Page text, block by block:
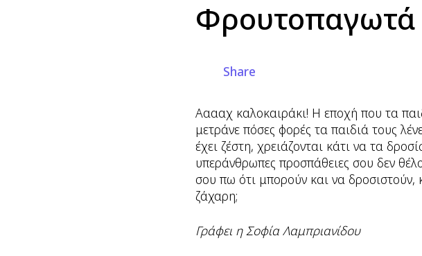
Φρουτοπαγωτά
Share
Ααααχ καλοκαιράκι! Η εποχή που τα
μετράνε πόσες φορές τα παιδιά τους
έχει ζέστη, χρειάζονται κάτι να τα
υπεράνθρωπες προσπάθειες σου δεν
σου πω ότι μπορούν και να δροσιστούν,
ζάχαρη;
Γράφει η Σοφία Λαμπριανίδου